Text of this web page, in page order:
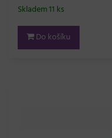
Skladem 11 ks
Do košíku